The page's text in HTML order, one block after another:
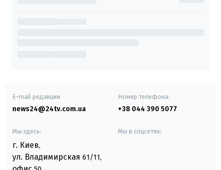
E-mail редакции
news24@24tv.com.ua
Номер телефона:
+38 044 390 5077
Мы здесь:
г. Киев,
ул. Владимирская 61/11,
Мы в соцсетях: